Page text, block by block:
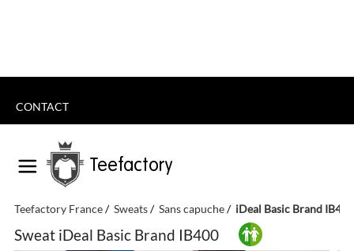
CONTACT
Teefactory
Teefactory France Sweats Sans capuche iDeal Basic Brand IB400
Sweat iDeal Basic Brand IB400